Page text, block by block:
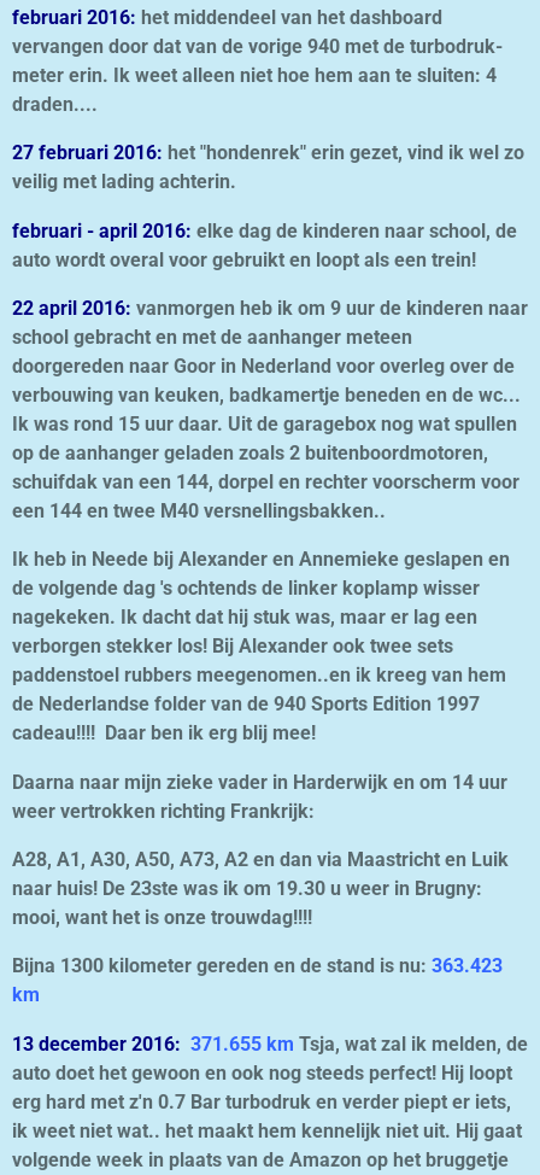
februari 2016: het middendeel van het dashboard
vervangen door dat van de vorige 940 met de turbodruk-
meter erin. Ik weet alleen niet hoe hem aan te sluiten: 4
draden....
27 februari 2016: het "hondenrek" erin gezet, vind ik wel zo
veilig met lading achterin.
februari - april 2016: elke dag de kinderen naar school, de
auto wordt overal voor gebruikt en loopt als een trein!
22 april 2016: vanmorgen heb ik om 9 uur de kinderen naar
school gebracht en met de aanhanger meteen
doorgereden naar Goor in Nederland voor overleg over de
verbouwing van keuken, badkamertje beneden en de wc...
Ik was rond 15 uur daar. Uit de garagebox nog wat spullen
op de aanhanger geladen zoals 2 buitenboordmotoren,
schuifdak van een 144, dorpel en rechter voorscherm voor
een 144 en twee M40 versnellingsbakken..
Ik heb in Neede bij Alexander en Annemieke geslapen en
de volgende dag 's ochtends de linker koplamp wisser
nagekeken. Ik dacht dat hij stuk was, maar er lag een
verborgen stekker los! Bij Alexander ook twee sets
paddenstoel rubbers meegenomen..en ik kreeg van hem
de Nederlandse folder van de 940 Sports Edition 1997
cadeau!!!! Daar ben ik erg blij mee!
Daarna naar mijn zieke vader in Harderwijk en om 14 uur
weer vertrokken richting Frankrijk:
A28, A1, A30, A50, A73, A2 en dan via Maastricht en Luik
naar huis! De 23ste was ik om 19.30 u weer in Brugny:
mooi, want het is onze trouwdag!!!!
Bijna 1300 kilometer gereden en de stand is nu: 363.423
km
13 december 2016: 371.655 km Tsja, wat zal ik melden, de
auto doet het gewoon en ook nog steeds perfect! Hij loopt
erg hard met z'n 0.7 Bar turbodruk en verder piept er iets,
ik weet niet wat.. het maakt hem kennelijk niet uit. Hij gaat
volgende week in plaats van de Amazon op het bruggetje